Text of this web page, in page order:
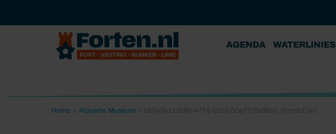
AGENDA WATERLINIES
Home Alouette Museum